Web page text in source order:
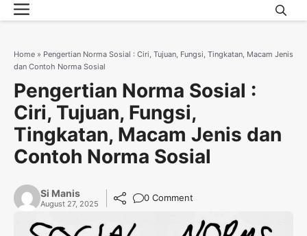
Skip
to
Menu
Home » Pengertian Norma Sosial : Ciri, Tujuan, Fungsi, Tingkatan, Macam Jenis
dan Contoh Norma Sosial
Pengertian Norma Sosial :
Ciri, Tujuan, Fungsi,
Tingkatan, Macam Jenis dan
Contoh Norma Sosial
Si Manis
August 27, 2025
0 Comment